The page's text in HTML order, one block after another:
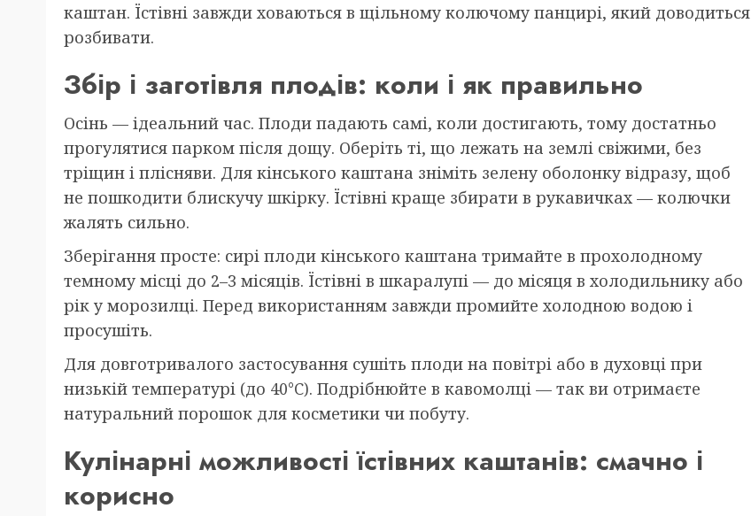
каштан. Їстівні завжди ховаються в щільному колючому панцирі, який доводиться
розбивати.
Збір і заготівля плодів: коли і як правильно
Осінь — ідеальний час. Плоди падають самі, коли достигають, тому достатньо
прогулятися парком після дощу. Оберіть ті, що лежать на землі свіжими, без
тріщин і плісняви. Для кінського каштана зніміть зелену оболонку відразу, щоб
не пошкодити блискучу шкірку. Їстівні краще збирати в рукавичках — колючки
жалять сильно.
Зберігання просте: сирі плоди кінського каштана тримайте в прохолодному
темному місці до 2–3 місяців. Їстівні в шкаралупі — до місяця в холодильнику або
рік у морозилці. Перед використанням завжди промийте холодною водою і
просушіть.
Для довготривалого застосування сушіть плоди на повітрі або в духовці при
низькій температурі (до 40°C). Подрібнюйте в кавомолці — так ви отримаєте
натуральний порошок для косметики чи побуту.
Кулінарні можливості їстівних каштанів: смачно і
корисно